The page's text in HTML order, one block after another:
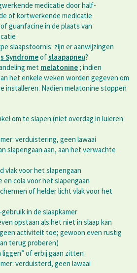
medicatie door half-
of kortwerkende medicatie
guanfacine in de plaats van
slaapstoornis: zijn er aanwijzingen
Syndromeofslaapapneu?
met melatonine; indien
het enkele weken worden gegeven om
installeren. Nadien melatonine stoppen
om te slapen (niet overdag in luieren
verduistering, geen lawaai
slapengaan aan, aan het verwachte
vlak voor het slapengaan
en cola voor het slapengaan
of helder licht vlak voor het
in de slaapkamer
opstaan als het niet in slaap kan
activiteit toe; gewoon even rustig
terug proberen)
liggen” of erbij gaan zitten
verduisterd, geen lawaai